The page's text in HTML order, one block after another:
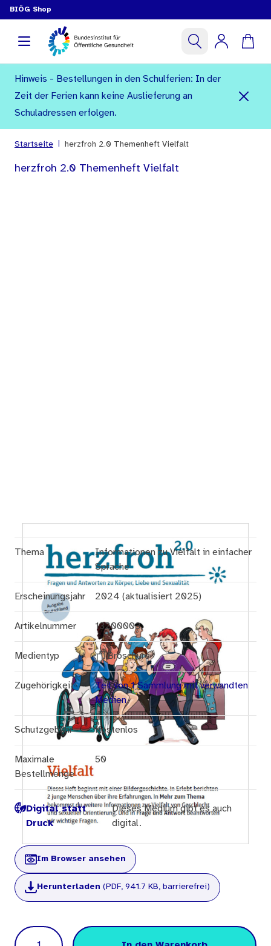
BIÖG Shop
Hinweis - Bestellungen in den Schulferien: In der
Zeit der Ferien kann keine Auslieferung an
Schuladressen erfolgen.
Startseite herzfroh 2.0 Themenheft Vielfalt
herzfroh 2.0 Themenheft Vielfalt
Thema
Informationen zu Vielfalt in einfacher
Sprache
Erscheinungsjahr 2024 (aktualisiert 2025)
Artikelnummer 13200003
Medientyp Broschüre
Zugehörigkeit
Teil von 1 Sammlung mit verwandten
Medien
Schutzgebühr Kostenlos
Maximale
Bestellmenge
50
Digital statt
Druck
Dieses Medium gibt es auch
digital.
Im Browser ansehen
Herunterladen (PDF, 941.7 KB, barrierefrei)
Menge